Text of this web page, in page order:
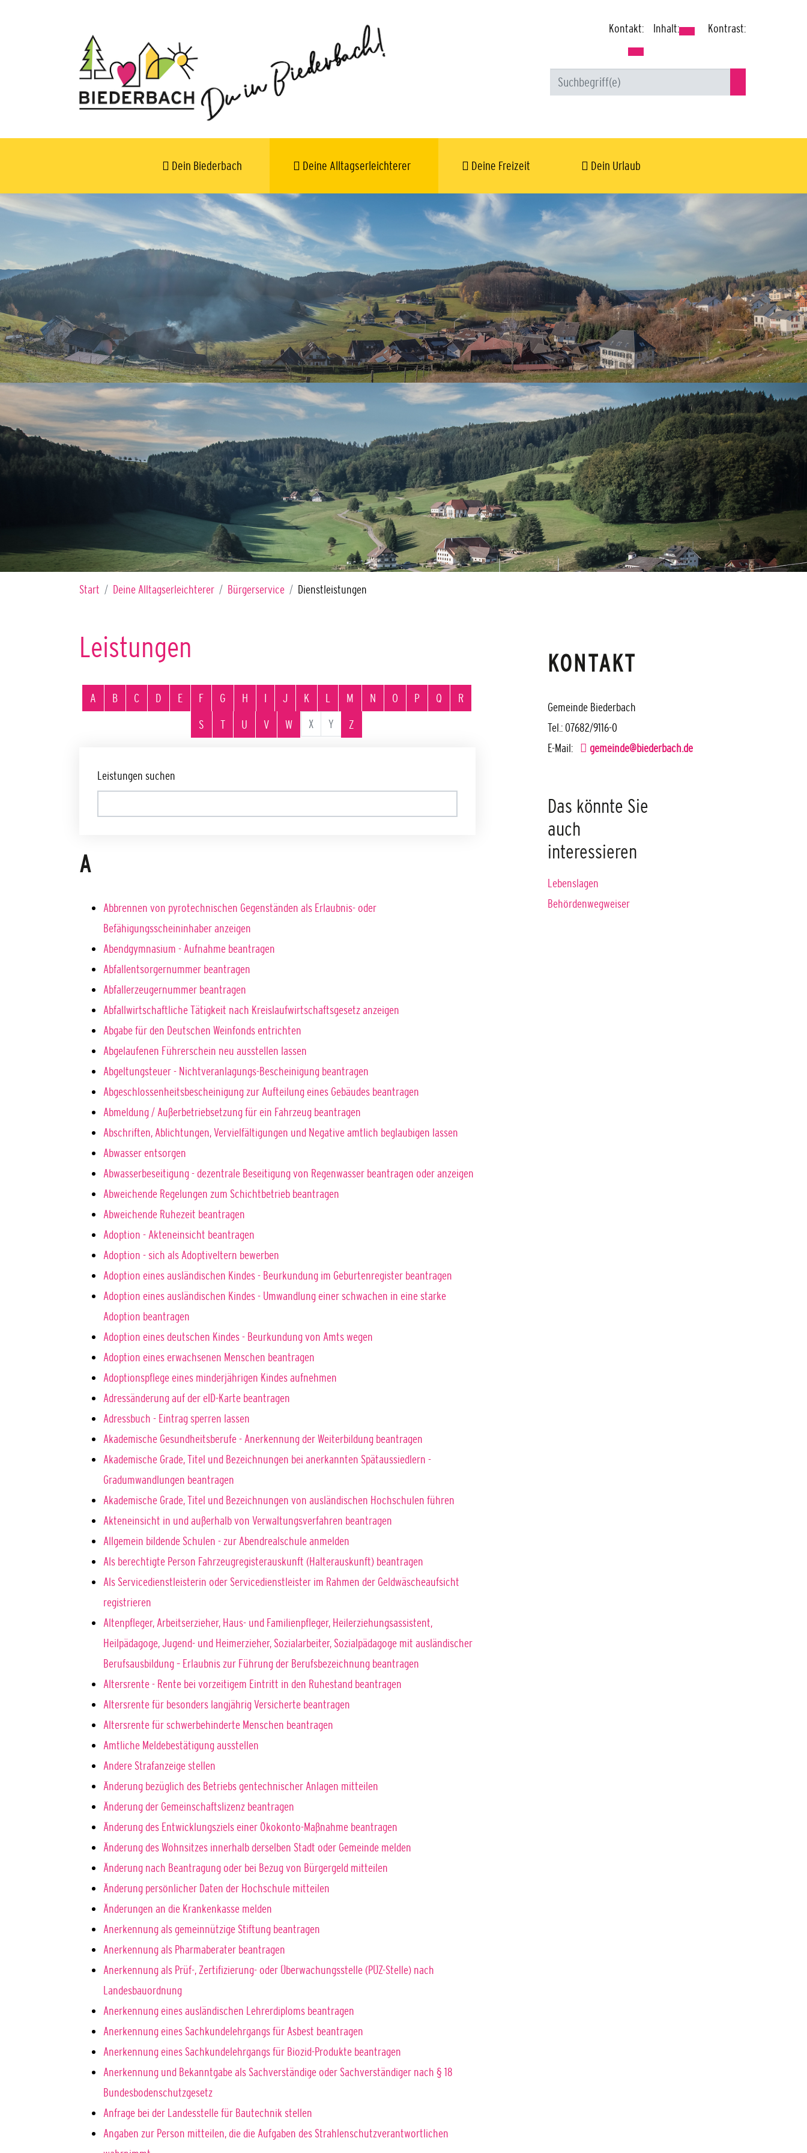
Kontakt: Inhalt: Kontrast:
Dein Biederbach Deine Alltagserleichterer Deine Freizeit Dein Urlaub
Sie sind hier:
Start Deine Alltagserleichterer Bürgerservice Dienstleistungen
Leistungen
Alphabetisches Register überspringen
A B C D E F G H I J K L M N O P Q
R
S
T U V W X Y Z
Leistungen suchen
A
Abbrennen von pyrotechnischen Gegenständen als Erlaubnis- oder
Befähigungsscheininhaber anzeigen
Abendgymnasium - Aufnahme beantragen
Abfallentsorgernummer beantragen
Abfallerzeugernummer beantragen
Abfallwirtschaftliche Tätigkeit nach Kreislaufwirtschaftsgesetz anzeigen
Abgabe für den Deutschen Weinfonds entrichten
Abgelaufenen Führerschein neu ausstellen lassen
Abgeltungsteuer - Nichtveranlagungs-Bescheinigung beantragen
Abgeschlossenheitsbescheinigung zur Aufteilung eines Gebäudes beantragen
Abmeldung / Außerbetriebsetzung für ein Fahrzeug beantragen
Abschriften, Ablichtungen, Vervielfältigungen und Negative amtlich beglaubigen lassen
Abwasser entsorgen
Abwasserbeseitigung - dezentrale Beseitigung von Regenwasser beantragen oder anzeigen
Abweichende Regelungen zum Schichtbetrieb beantragen
Abweichende Ruhezeit beantragen
Adoption - Akteneinsicht beantragen
Adoption - sich als Adoptiveltern bewerben
Adoption eines ausländischen Kindes - Beurkundung im Geburtenregister beantragen
Adoption eines ausländischen Kindes - Umwandlung einer schwachen in eine starke
Adoption beantragen
Adoption eines deutschen Kindes - Beurkundung von Amts wegen
Adoption eines erwachsenen Menschen beantragen
Adoptionspflege eines minderjährigen Kindes aufnehmen
Adressänderung auf der eID-Karte beantragen
Adressbuch - Eintrag sperren lassen
Akademische Gesundheitsberufe - Anerkennung der Weiterbildung beantragen
Akademische Grade, Titel und Bezeichnungen bei anerkannten Spätaussiedlern -
Gradumwandlungen beantragen
Akademische Grade, Titel und Bezeichnungen von ausländischen Hochschulen führen
Akteneinsicht in und außerhalb von Verwaltungsverfahren beantragen
Allgemein bildende Schulen - zur Abendrealschule anmelden
Als berechtigte Person Fahrzeugregisterauskunft (Halterauskunft) beantragen
Als Servicedienstleisterin oder Servicedienstleister im Rahmen der Geldwäscheaufsicht
registrieren
Altenpfleger, Arbeitserzieher, Haus- und Familienpfleger, Heilerziehungsassistent,
Heilpädagoge, Jugend- und Heimerzieher, Sozialarbeiter, Sozialpädagoge mit ausländischer
Berufsausbildung – Erlaubnis zur Führung der Berufsbezeichnung beantragen
Altersrente - Rente bei vorzeitigem Eintritt in den Ruhestand beantragen
Altersrente für besonders langjährig Versicherte beantragen
Altersrente für schwerbehinderte Menschen beantragen
Amtliche Meldebestätigung ausstellen
Andere Strafanzeige stellen
Änderung bezüglich des Betriebs gentechnischer Anlagen mitteilen
Änderung der Gemeinschaftslizenz beantragen
Änderung des Entwicklungsziels einer Ökokonto-Maßnahme beantragen
Änderung des Wohnsitzes innerhalb derselben Stadt oder Gemeinde melden
Änderung nach Beantragung oder bei Bezug von Bürgergeld mitteilen
Änderung persönlicher Daten der Hochschule mitteilen
Änderungen an die Krankenkasse melden
Anerkennung als gemeinnützige Stiftung beantragen
Anerkennung als Pharmaberater beantragen
Anerkennung als Prüf-, Zertifizierung- oder Überwachungsstelle (PÜZ-Stelle) nach
Landesbauordnung
Anerkennung eines ausländischen Lehrerdiploms beantragen
Anerkennung eines Sachkundelehrgangs für Asbest beantragen
Anerkennung eines Sachkundelehrgangs für Biozid-Produkte beantragen
Anerkennung und Bekanntgabe als Sachverständige oder Sachverständiger nach § 18
Bundesbodenschutzgesetz
Anfrage bei der Landesstelle für Bautechnik stellen
Angaben zur Person mitteilen, die die Aufgaben des Strahlenschutzverantwortlichen
KONTAKT
Gemeinde Biederbach
Tel.: 07682/9116-0
E-Mail:
gemeinde@biederbach.de
Das könnte Sie
auch
interessieren
Lebenslagen
Behördenwegweiser